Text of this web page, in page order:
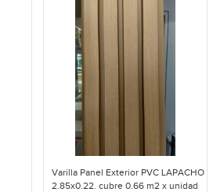
Varilla Panel Exterior PVC LAPACHO
2.85x0.22. cubre 0.66 m2 x unidad